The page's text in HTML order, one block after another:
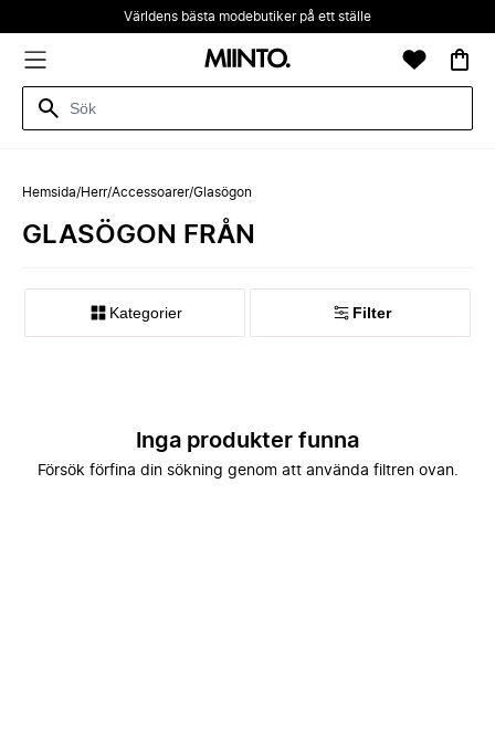
Världens bästa modebutiker på ett ställe
Hemsida/Herr/Accessoarer/Glasögon
GLASÖGON FRÅN
Kategorier Filter
Inga produkter funna
Försök förfina din sökning genom att använda filtren ovan.